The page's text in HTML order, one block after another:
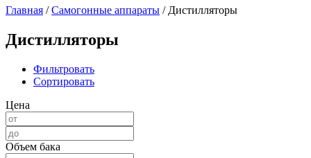
Главная /Самогонные аппараты / Дистилляторы
Дистилляторы
Фильтровать
Сортировать
Цена
Объем бака